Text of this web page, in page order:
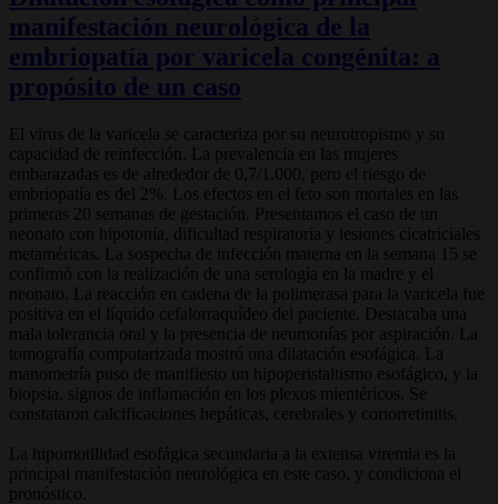
manifestación neurológica de la
embriopatía por varicela congénita: a
propósito de un caso
El virus de la varicela se caracteriza por su neurotropismo y su
capacidad de reinfección. La prevalencia en las mujeres
embarazadas es de alrededor de 0,7/1.000, pero el riesgo de
embriopatía es del 2%. Los efectos en el feto son mortales en las
primeras 20 semanas de gestación. Presentamos el caso de un
neonato con hipotonía, dificultad respiratoria y lesiones cicatriciales
metaméricas. La sospecha de infección materna en la semana 15 se
confirmó con la realización de una serología en la madre y el
neonato. La reacción en cadena de la polimerasa para la varicela fue
positiva en el líquido cefalorraquídeo del paciente. Destacaba una
mala tolerancia oral y la presencia de neumonías por aspiración. La
tomografía computarizada mostró una dilatación esofágica. La
manometría puso de manifiesto un hipoperistaltismo esofágico, y la
biopsia, signos de inflamación en los plexos mientéricos. Se
constataron calcificaciones hepáticas, cerebrales y coriorretinitis.
La hipomotilidad esofágica secundaria a la extensa viremia es la
principal manifestación neurológica en este caso, y condiciona el
pronóstico.